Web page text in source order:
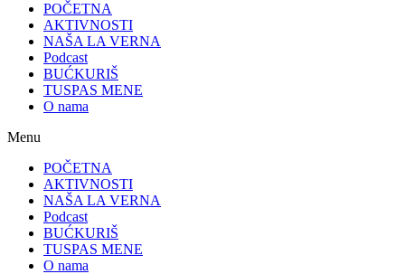
POČETNA
AKTIVNOSTI
NAŠA LA VERNA
Podcast
BUĆKURIŠ
TUSPAS MENE
O nama
Menu
POČETNA
AKTIVNOSTI
NAŠA LA VERNA
Podcast
BUĆKURIŠ
TUSPAS MENE
O nama